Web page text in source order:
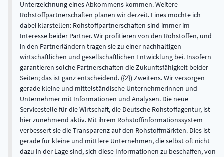
Unterzeichnung eines Abkommens kommen. Weitere
Rohstoffpartnerschaften planen wir derzeit. Eines möchte ich
dabei klarstellen: Rohstoffpartnerschaften sind immer im
Interesse beider Partner. Wir profitieren von den Rohstoffen, und
in den Partnerländern tragen sie zu einer nachhaltigen
wirtschaftlichen und gesellschaftlichen Entwicklung bei. Insofern
garantieren solche Partnerschaften die Zukunftsfähigkeit beider
Seiten; das ist ganz entscheidend. ({2}) Zweitens. Wir versorgen
gerade kleine und mittelständische Unternehmerinnen und
Unternehmer mit Informationen und Analysen. Die neue
Servicestelle für die Wirtschaft, die Deutsche Rohstoffagentur, ist
hier zunehmend aktiv. Mit ihrem Rohstoffinformationssystem
verbessert sie die Transparenz auf den Rohstoffmärkten. Dies ist
gerade für kleine und mittlere Unternehmen, die selbst oft nicht
dazu in der Lage sind, sich diese Informationen zu beschaffen, von